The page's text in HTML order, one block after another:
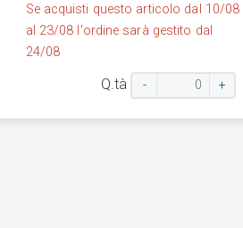
Se acquisti questo articolo dal 10/08
al 23/08 l'ordine sarà gestito dal
24/08
Q.tà - +